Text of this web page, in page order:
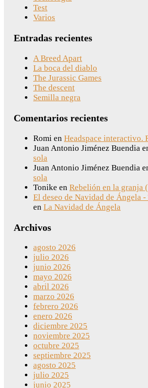
Test
Varios
Entradas recientes
A Breed Apart
La boca del diablo
The Jurassic Games
The descent
Semilla negra
Comentarios recientes
Romi en Headspace interactivo.
Juan Antonio Jiménez Buendia
sola
Juan Antonio Jiménez Buendia
sola
Tonike en Rebelión en la granja
El deseo de Navidad de Ángela
en La Navidad de Ángela
Archivos
agosto 2026
julio 2026
junio 2026
mayo 2026
abril 2026
marzo 2026
febrero 2026
enero 2026
diciembre 2025
noviembre 2025
octubre 2025
septiembre 2025
agosto 2025
julio 2025
junio 2025